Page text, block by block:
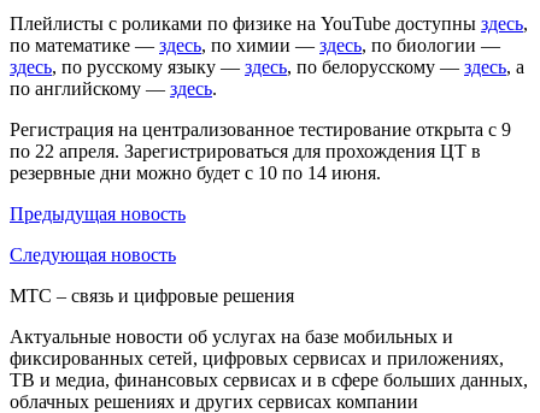
Плейлисты с роликами по физике на YouTube доступны здесь,
по математике — здесь, по химии — здесь, по биологии —
здесь, по русскому языку — здесь, по белорусскому — здесь, а
по английскому — здесь.
Регистрация на централизованное тестирование открыта с 9
по 22 апреля. Зарегистрироваться для прохождения ЦТ в
резервные дни можно будет с 10 по 14 июня.
Предыдущая новость
Следующая новость
МТС – связь и цифровые решения
Актуальные новости об услугах на базе мобильных и
фиксированных сетей, цифровых сервисах и приложениях,
ТВ и медиа, финансовых сервисах и в сфере больших данных,
облачных решениях и других сервисах компании